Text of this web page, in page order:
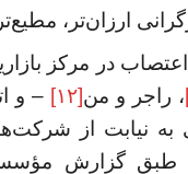
ارزان‌تر،
در مرکز
، راجر و من[۱۲]
– و
نیابت از
طبق گزارش